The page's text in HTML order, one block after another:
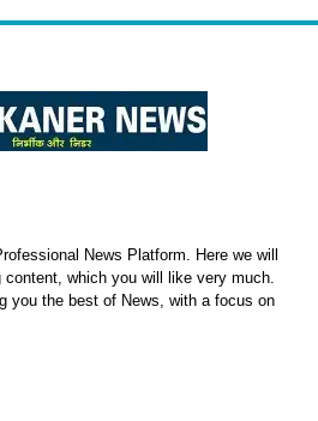
News Platform. Here we will
which you will like very much.
you the best of News, with a focus on